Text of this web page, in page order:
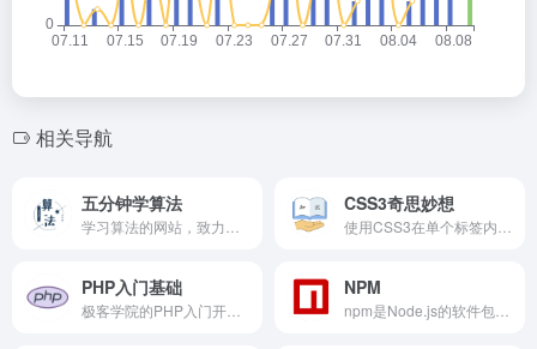
相关导航
五分钟学算法 CSS3奇思妙想
PHP入门基础 NPM